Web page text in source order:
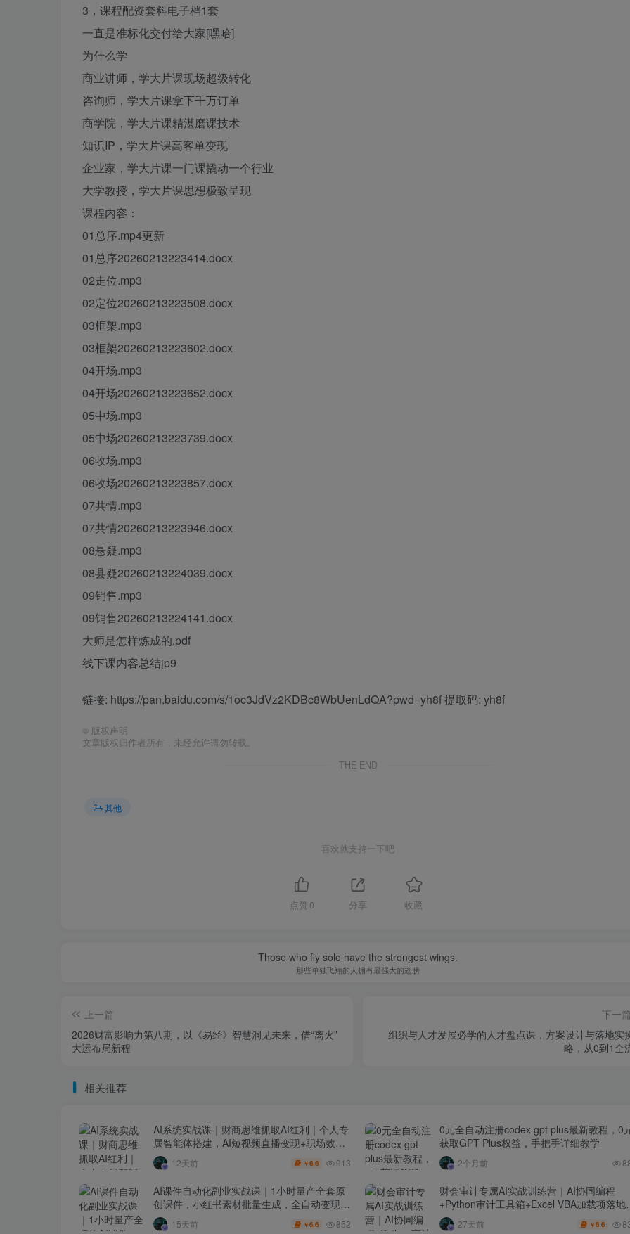
3，课程配资套‬料电子档1套
一直是准标‬化交付给大家[嘿哈]
为什么学
商业讲师，学大片课现场超级转化
咨询师，学大片课拿下千万订单
商学院，学大片课精湛磨课技术
知识IP，学大片课高客单变现
企业家，学大片课一门课撬动一个行业
大学教授，学大片课思想极致呈现
课程内容：
01总序.mp4更新
01总序20260213223414.docx
02走位.mp3
02定位20260213223508.docx
03框架.mp3
03框架20260213223602.docx
04开场.mp3
04开场20260213223652.docx
05中场.mp3
05中场20260213223739.docx
06收场.mp3
06收场20260213223857.docx
07共情.mp3
07共情20260213223946.docx
08悬疑.mp3
08县疑20260213224039.docx
09销售.mp3
09销售20260213224141.docx
大师是怎样炼成的.pdf
线下课内容总结jp9
链接: https://pan.baidu.com/s/1oc3JdVz2KDBc8WbUenLdQA?pwd=yh8f 提取码: yh8f
© 版权声明
文章版权归作者所有，未经允许请勿转载。
THE END
其他
喜欢就支持一下吧
点赞 0 分享 收藏
Those who fly solo have the strongest wings.
那些单独飞翔的人拥有最强大的翅膀
上一篇
2026财富影响力第八期，以《易经》智慧洞见未来，借“离火”
大运布局新程
下一
组织与人才发展必学的人才盘点课，方案设计与落地实
略，从0到1全
相关推荐
AI系统实战课｜财商思维抓取AI红利｜个人专
属智能体搭建，AI短视频直播变现+职场效率
升级全套教程
12天前 ￥6.6 913
0元全自动注册codex gpt plus最新教程，0
获取GPT Plus权益，手把手详细教学
2个月前
AI课件自动化副业实战课｜1小时量产全套原
创课件，小红书素材批量生成，全自动变现管
线复刻，半年卖3000单
15天前 ￥6.6 852
财会审计专属AI实战训练营｜AI协同编程
+Python审计工具箱+Excel VBA加载项落地
（更新0710）
27天前 ￥6.6